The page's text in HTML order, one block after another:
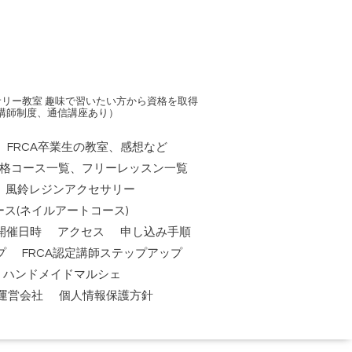
ー教室 趣味で習いたい方から資格を取得
制度、通信講座あり）
FRCA卒業生の教室、感想など
コース一覧、フリーレッスン一覧
風鈴レジンアクセサリー
(ネイルアートコース)
催日時 アクセス
申し込み手順
FRCA認定講師ステップアップ
ハンドメイドマルシェ
営会社
個人情報保護方針